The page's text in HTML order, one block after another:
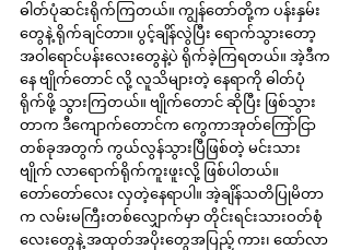
ဓါတ်ပုံဆင်းရိုက်ကြတယ်။ ကျွန်တော်တို့က ပန်းနှမ်း
တွေနဲ့ ရိုက်ချင်တာ။ ပွင့်ချိန်လွဲပြီး ရောက်သွားတော့
အဝါရောင်ပန်းလေးတွေနဲ့ပဲ ရိုက်ခဲ့ကြရတယ်။ အဲ့ဒီက
နေ ဗျိုက်တောင် လို့ လူသိများတဲ့ နေရာကို ဓါတ်ပုံ
ရိုက်ဖို့ သွားကြတယ်။ ဗျိုက်တောင် ဆိုပြီး ဖြစ်သွား
တာက ဒီကျောက်တောင်က ကွေကာအုတ်ကြော်ငြာ
တစ်ခုအတွက် ကွယ်လွန်သွားပြီဖြစ်တဲ့ မင်းသား
ဗျိုက် လာရောက်ရိုက်ကူးဖူးလို့ ဖြစ်ပါတယ်။
တော်တော်လေး လှတဲ့နေရာပါ။ အဲ့ချိန်သတိပြုမိတာ
က လမ်းမကြီးတစ်လျှောက်မှာ တိုင်းရင်းသားဝတ်စုံ
လေးတွေနဲ့ အထုတ်အပိုးတွေအပြည့် ကား၊ ထော်လာ